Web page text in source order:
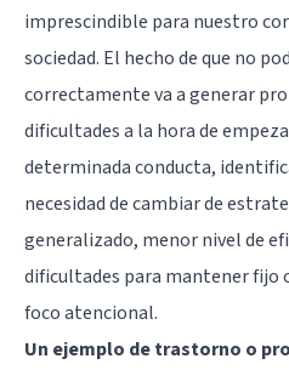
imprescindible para nuestro
sociedad. El hecho de que no
correctamente va a generar
dificultades a la hora de
determinada conducta,
necesidad de cambiar de
generalizado, menor nivel de
dificultades para mantener fijo
foco atencional.
Un ejemplo de trastorno o